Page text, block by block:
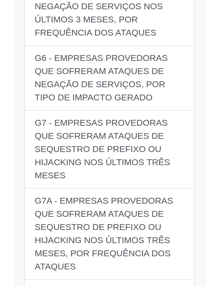
NEGAÇÃO DE SERVIÇOS NOS
ÚLTIMOS 3 MESES, POR
FREQUÊNCIA DOS ATAQUES
G6 - EMPRESAS PROVEDORAS
QUE SOFRERAM ATAQUES DE
NEGAÇÃO DE SERVIÇOS, POR
TIPO DE IMPACTO GERADO
G7 - EMPRESAS PROVEDORAS
QUE SOFRERAM ATAQUES DE
SEQUESTRO DE PREFIXO OU
HIJACKING NOS ÚLTIMOS TRÊS
MESES
G7A - EMPRESAS PROVEDORAS
QUE SOFRERAM ATAQUES DE
SEQUESTRO DE PREFIXO OU
HIJACKING NOS ÚLTIMOS TRÊS
MESES, POR FREQUÊNCIA DOS
ATAQUES